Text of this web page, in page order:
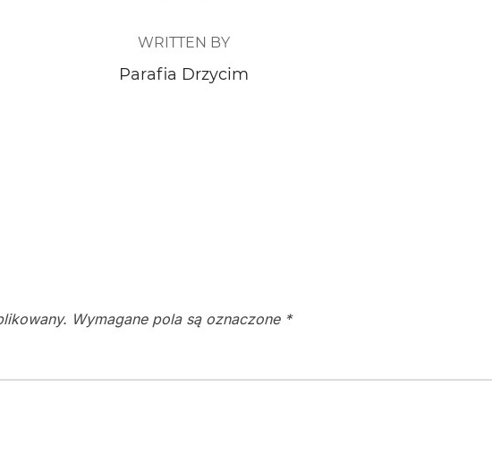
WRITTEN BY
Parafia Drzycim
Wymagane pola są oznaczone *